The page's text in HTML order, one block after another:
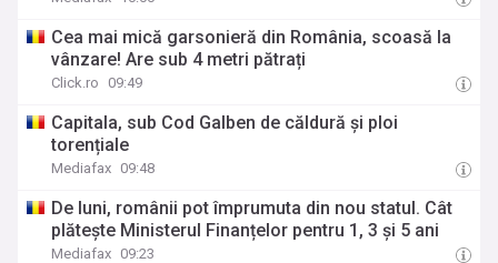
Cea mai mică garsonieră din România, scoasă la
vânzare! Are sub 4 metri pătrați
Click.ro 09:49
Capitala, sub Cod Galben de căldură și ploi
torențiale
Mediafax 09:48
De luni, românii pot împrumuta din nou statul. Cât
plătește Ministerul Finanțelor pentru 1, 3 și 5 ani
Mediafax 09:23